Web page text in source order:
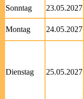
Sonntag
23.05.2027
Montag
24.05.2027
Dienstag 25.05.2027